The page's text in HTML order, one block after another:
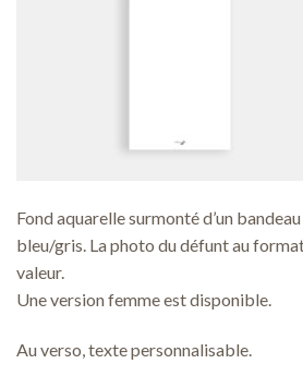
Fond aquarelle surmonté d’un
bleu/gris. La photo du défunt au
valeur.
Une version femme est disponible.
Au verso, texte personnalisable.